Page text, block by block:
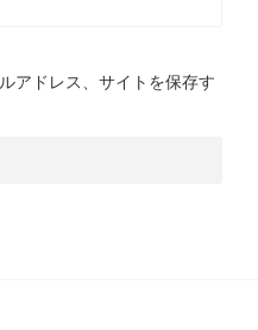
アドレス、サイトを保存す